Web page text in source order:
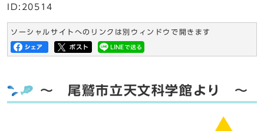
ID:20514
ソーシャルサイトへのリンクは別ウィンドウで開きます
～ 尾鷲市立天文科学館より ～